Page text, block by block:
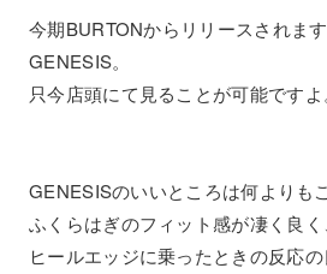
今期BURTONからリリースされます
GENESIS。
只今店頭にて見ることが可能ですよ
GENESISのいいところは何よりも
ふくらはぎのフィット感が凄く良く
ヒールエッジに乗ったときの反応